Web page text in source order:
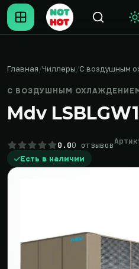
Главная Чиллеры С воздушным
С ВОЗДУШНЫМ ОХЛАЖДЕНИЕМ
Mdv
0.00 отзывов
Есть в наличии